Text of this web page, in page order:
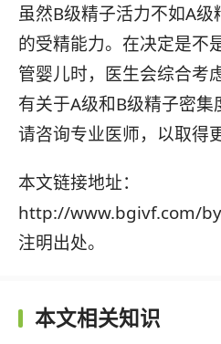
虽然B级精子活力不如A
的受精能力。在决定是不
管婴儿时，医生会综合考
有关于A级和B级精子密集
请咨询专业医师，以取得
本文链接地址：
http://www.bgivf.com/
注明出处。
本文相关知识